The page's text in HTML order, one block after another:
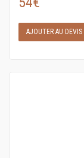
AJOUTER AU DEVIS